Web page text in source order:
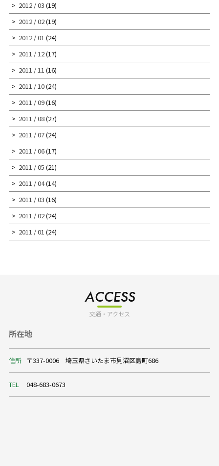
2012 / 03 (19)
2012 / 02(19)
2012 / 01 (24)
2011 / 12(17)
2011 / 11 (16)
2011 / 10(24)
2011 / 09(16)
2011 / 08(27)
2011 / 07(24)
2011 / 06(17)
2011 / 05 (21)
2011 / 04(14)
2011 / 03 (16)
2011 / 02(24)
2011 / 01 (24)
ACCESS
交通・アクセス
所在地
住所 〒337-0006 埼玉県さいたま市見沼区島町686
TEL 048-683-0673